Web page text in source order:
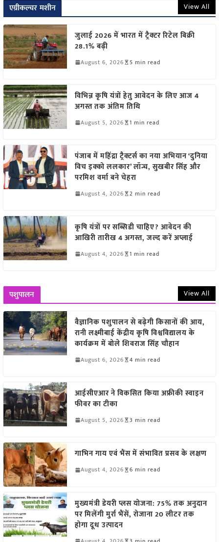
एग्रीकल्चर मशीन View All
जुलाई 2026 में भारत में ट्रैक्टर रिटेल बिक्री
28.1% बढ़ी
August 6, 2026 5 min read
विभिन्न कृषि यंत्रों हेतु आवेदन के लिए आज 4
अगस्त तक अंतिम तिथि
August 5, 2026 1 min read
पंजाब में महिंद्रा ट्रैक्टर्स का नया अभियान ‘दुनिया
विच इक्को ललकार’ लॉन्च, सुखबीर सिंह और
परमिश वर्मा बने चेहरा
August 4, 2026 2 min read
कृषि यंत्रों पर सब्सिडी चाहिए? आवेदन की
आखिरी तारीख 4 अगस्त, जल्द करें अप्लाई
August 4, 2026 1 min read
पशुपालन View All
वैज्ञानिक पशुपालन से बढ़ेगी किसानों की आय,
रानी लक्ष्मीबाई केंद्रीय कृषि विश्वविद्यालय के
कार्यक्रम में बोले शिवराज सिंह चौहान
August 6, 2026 4 min read
आईसीएआर ने विकसित किया अफ्रीकी स्वाइन
फीवर का टीका
August 5, 2026 3 min read
गाभिन गाय एवं भैंस में संभावित प्रसव के लक्षण
August 4, 2026 6 min read
मुख्यमंत्री डेयरी प्लस योजना: 75% तक अनुदान
पर मिलेंगी मुर्रा भैंसें, रोजाना 20 लीटर तक
होगा दूध उत्पादन